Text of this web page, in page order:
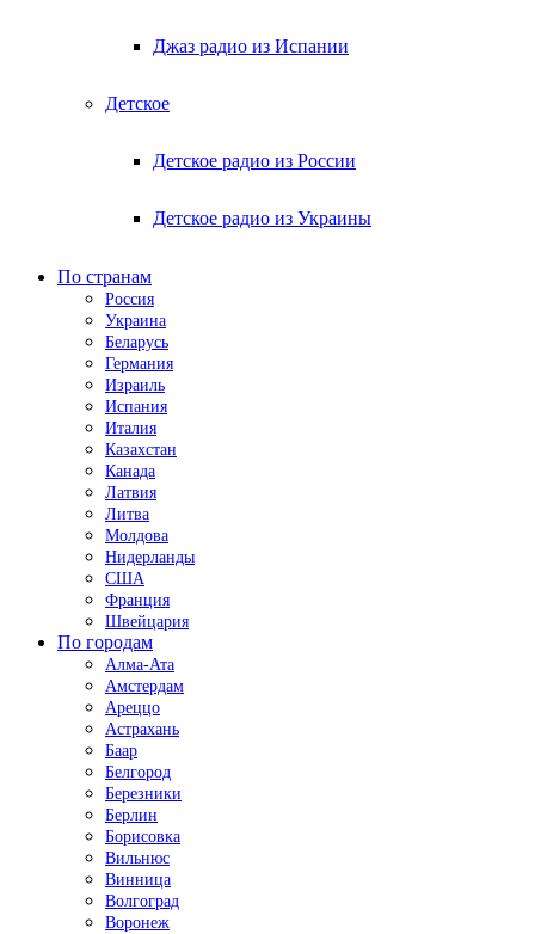
Джаз радио из Испании
Детское
Детское радио из России
Детское радио из Украины
По странам
Россия
Украина
Беларусь
Германия
Израиль
Испания
Италия
Казахстан
Канада
Латвия
Литва
Молдова
Нидерланды
США
Франция
Швейцария
По городам
Алма-Ата
Амстердам
Ареццо
Астрахань
Баар
Белгород
Березники
Берлин
Борисовка
Вильнюс
Винница
Волгоград
Воронеж